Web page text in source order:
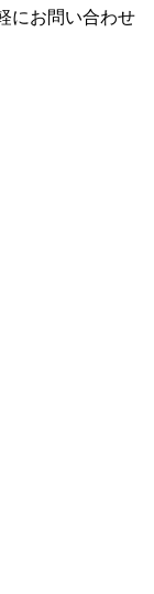
にお問い合わせ